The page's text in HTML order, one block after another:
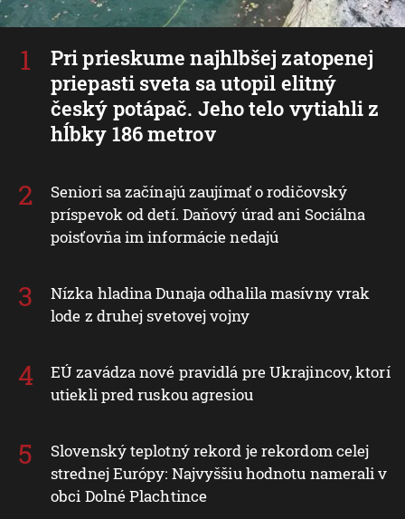
Pri prieskume najhlbšej zatopenej
priepasti sveta sa utopil elitný
český potápač. Jeho telo vytiahli z
hĺbky 186 metrov
Seniori sa začínajú zaujímať o rodičovský
príspevok od detí. Daňový úrad ani Sociálna
poisťovňa im informácie nedajú
Nízka hladina Dunaja odhalila masívny vrak
lode z druhej svetovej vojny
EÚ zavádza nové pravidlá pre Ukrajincov, ktorí
utiekli pred ruskou agresiou
Slovenský teplotný rekord je rekordom celej
strednej Európy: Najvyššiu hodnotu namerali v
obci Dolné Plachtince